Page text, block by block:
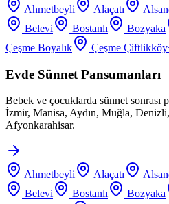
Ahmetbeyli Alaçatı
Belevi
Bostanlı Bozyaka
Çeşme Boyalık
Çeşme Çiftlikköy
Evde Sünnet Pansumanları
Bebek ve çocuklarda sünnet
İzmir, Manisa, Aydın, Muğla,
Afyonkarahisar.
Ahmetbeyli Alaçatı
Belevi
Bostanlı Bozyaka